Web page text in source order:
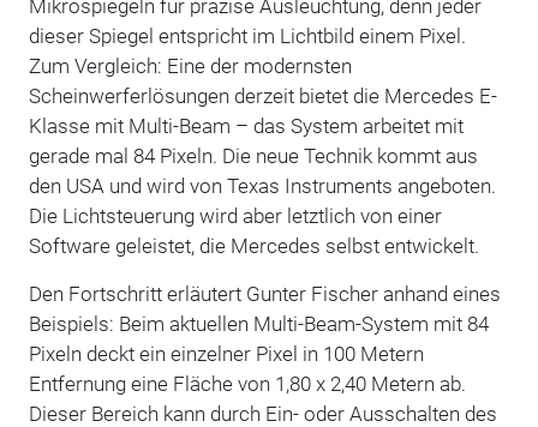
Mikrospiegeln für präzise Ausleuchtung, denn jeder
dieser Spiegel entspricht im Lichtbild einem Pixel.
Zum Vergleich: Eine der modernsten
Scheinwerferlösungen derzeit bietet die Mercedes E-
Klasse mit Multi-Beam – das System arbeitet mit
gerade mal 84 Pixeln. Die neue Technik kommt aus
den USA und wird von Texas Instruments angeboten.
Die Lichtsteuerung wird aber letztlich von einer
Software geleistet, die Mercedes selbst entwickelt.
Den Fortschritt erläutert Gunter Fischer anhand eines
Beispiels: Beim aktuellen Multi-Beam-System mit 84
Pixeln deckt ein einzelner Pixel in 100 Metern
Entfernung eine Fläche von 1,80 x 2,40 Metern ab.
Dieser Bereich kann durch Ein- oder Ausschalten des